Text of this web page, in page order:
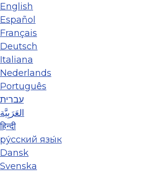
English
Español
Français
Deutsch
Italiana
Nederlands
Português
עברית
العَرَبِيَّة
हिन्दी
ру́сский язы́к
Dansk
Svenska